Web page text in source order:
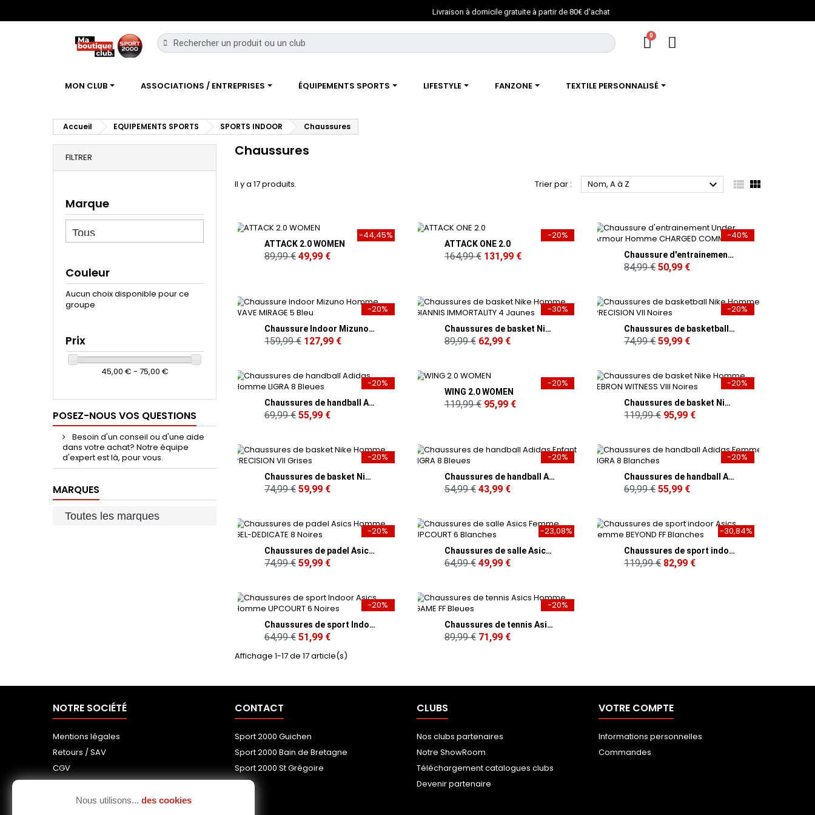
Livraison à domicile gratuite à partir de 80€ d'achat
MON CLUB ASSOCIATIONS / ENTREPRISES ÉQUIPEMENTS SPORTS LIFESTYLE FANZONE TEXTILE PERSONNALISÉ
Accueil EQUIPEMENTS SPORTS SPORTS INDOOR Chaussures
FILTRER
Marque
Couleur
Aucun choix disponible pour ce
groupe
Prix
45,00 € - 75,00 €
POSEZ-NOUS VOS QUESTIONS
Besoin d'un conseil ou d'une aide
dans votre achat? Notre équipe
d'expert est là, pour vous.
MARQUES
Chaussures
Il y a 17 produits. Trier par : Nom, A à Z   
-44,45%
ATTACK 2.0 WOMEN
89,99 € 49,99 €
-20%
ATTACK ONE 2.0
164,99 € 131,99 €
-40%
Chaussure d'entrainement Under Armour Homme CHARGED COMMIT TR 4
84,99 € 50,99 €
-20%
Chaussure Indoor Mizuno Homme WAVE MIRAGE 5 Bleu
159,99 € 127,99 €
-30%
Chaussures de basket Nike Homme GIANNIS IMMORTALITY 4 Jaunes
89,99 € 62,99 €
-20%
Chaussures de basketball Nike Homme PRECISION VII Noires
74,99 € 59,99 €
-20%
Chaussures de handball Adidas Homme LIGRA 8 Bleues
69,99 € 55,99 €
-20%
WING 2.0 WOMEN
119,99 € 95,99 €
-20%
Chaussures de basket Nike Homme LEBRON WITNESS VIII Noires
119,99 € 95,99 €
-20%
Chaussures de basket Nike Homme PRECISION VII Grises
74,99 € 59,99 €
-20%
Chaussures de handball Adidas Enfant LIGRA 8 Bleues
54,99 € 43,99 €
-20%
Chaussures de handball Adidas Femme LIGRA 8 Blanches
69,99 € 55,99 €
-20%
Chaussures de padel Asics Homme GEL-DEDICATE 8 Noires
74,99 € 59,99 €
-23,08%
Chaussures de salle Asics Femme UPCOURT 6 Blanches
64,99 € 49,99 €
-30,84%
Chaussures de sport indoor Asics Femme BEYOND FF Blanches
119,99 € 82,99 €
-20%
Chaussures de sport Indoor Asics Homme UPCOURT 6 Noires
64,99 € 51,99 €
-20%
Chaussures de tennis Asics Homme GAME FF Bleues
89,99 € 71,99 €
Affichage 1-17 de 17 article(s)
NOTRE SOCIÉTÉ
Mentions légales
Retours / SAV
CGV
Notre équipe
Livraisons
CONTACT
Sport 2000 Guichen
Sport 2000 Bain de Bretagne
Sport 2000 St Grégoire
CLUBS
Nos clubs partenaires
Notre ShowRoom
Téléchargement catalogues clubs
Devenir partenaire
VOTRE COMPTE
Informations personnelles
Commandes
Nous utilisons... des cookies